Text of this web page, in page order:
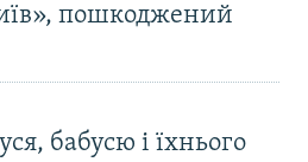
пошкоджений
бабусю і їхнього